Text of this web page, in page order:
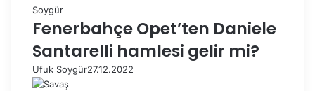
Fenerbahçe Opet’ten Daniele
Santarelli hamlesi gelir mi?
Ufuk Soygür27.12.2022